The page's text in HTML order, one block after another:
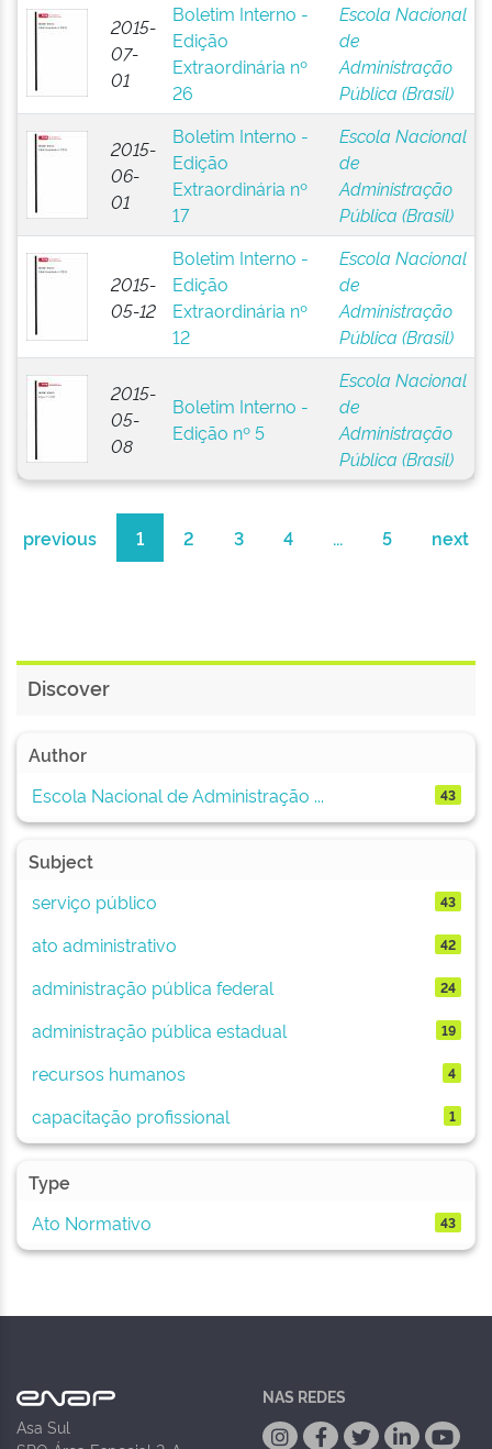
2015-
07-
01
Boletim Interno -
Edição
Extraordinária nº
26
Escola Nacional
de
Administração
Pública (Brasil)
2015-
06-
01
Boletim Interno -
Edição
Extraordinária nº
17
Escola Nacional
de
Administração
Pública (Brasil)
2015-
05-12
Boletim Interno -
Edição
Extraordinária nº
12
Escola Nacional
de
Administração
Pública (Brasil)
2015-
05-
08
Boletim Interno -
Edição nº 5
Escola Nacional
de
Administração
Pública (Brasil)
previous 1 2 3 4 ... 5 next
Discover
Author
Escola Nacional de Administração ...
43
Subject
serviço público
43
ato administrativo 42
administração pública federal 24
administração pública estadual 19
recursos humanos 4
capacitação profissional 1
Type
Ato Normativo
43
Asa Sul
NAS REDES